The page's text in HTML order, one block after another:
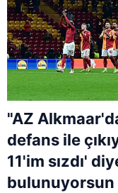
"AZ
defans ile
11'im sızdı'
bulunuyorsun